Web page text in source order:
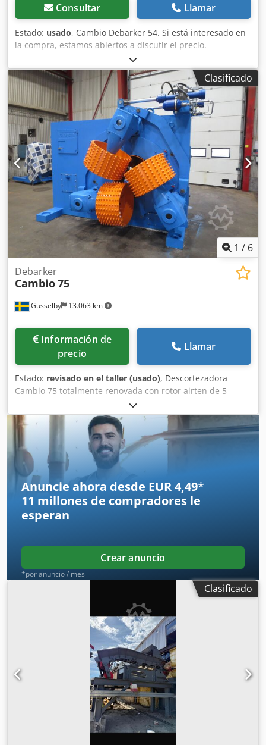
Consultar Llamar
Estado: usado, Cambio Debarker 54. Si está interesado en
la compra, estamos abiertos a discutir el precio.
Clasificado
1 / 6
Gusselby 13.063 km
Debarker
Cambio75
Información de
precio
Llamar
Estado: revisado en el taller (usado), Descortezadora
Cambio 75 totalmente renovada con rotor airten de 5
cuchillas y amortiguadores hidráulicos totalmente nuevos.
Cjdpencfrzjfx Aiferf
Anuncie ahora desde EUR 4,49*
11 millones de compradores le
esperan
Crear anuncio
*por anuncio / mes
Clasificado